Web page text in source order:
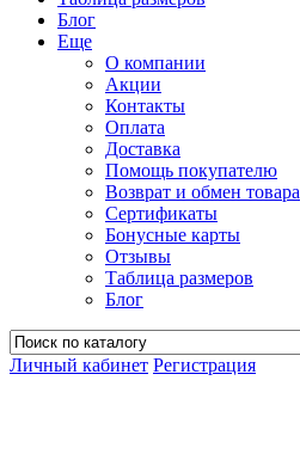
Блог
Еще
О компании
Акции
Контакты
Оплата
Доставка
Помощь покупателю
Возврат и обмен товара
Сертификаты
Бонусные карты
Отзывы
Таблица размеров
Блог
Личный кабинет Регистрация